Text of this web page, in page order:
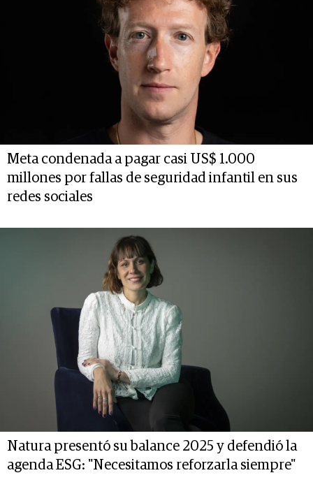
Meta condenada a pagar casi US$ 1.000
millones por fallas de seguridad infantil en sus
redes sociales
Natura presentó su balance 2025 y defendió la
agenda ESG: "Necesitamos reforzarla siempre"